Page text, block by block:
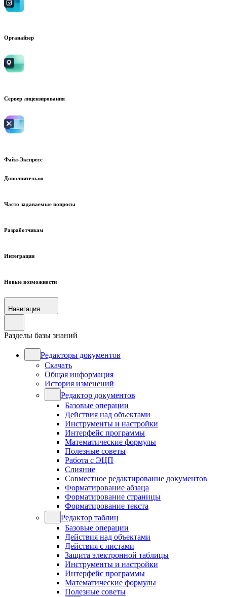
Органайзер
Сервер лицензирования
Файл-Экспресс
Дополнительно
Часто задаваемые вопросы
Разработчикам
Интеграции
Новые возможности
Навигация
Разделы базы знаний
Редакторы документов
Скачать
Общая информация
История изменений
Редактор документов
Базовые операции
Действия над объектами
Инструменты и настройки
Интерфейс программы
Математические формулы
Полезные советы
Работа с ЭЦП
Слияние
Совместное редактирование документов
Форматирование абзаца
Форматирование страницы
Форматирование текста
Редактор таблиц
Базовые операции
Действия над объектами
Действия с листами
Защита электронной таблицы
Инструменты и настройки
Интерфейс программы
Математические формулы
Полезные советы